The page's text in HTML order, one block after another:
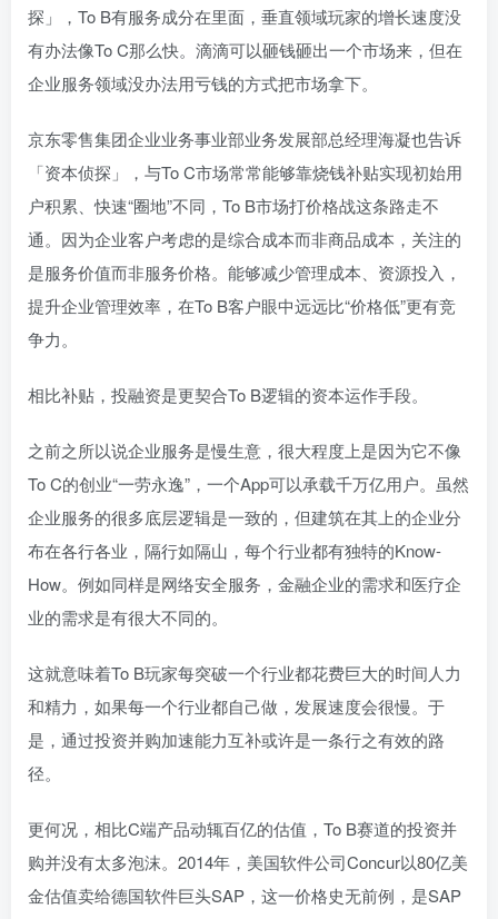
探」，To B有服务成分在里面，垂直领域玩家的增长速度没
有办法像To C那么快。滴滴可以砸钱砸出一个市场来，但在
企业服务领域没办法用亏钱的方式把市场拿下。
京东零售集团企业业务事业部业务发展部总经理海凝也告诉
「资本侦探」，与To C市场常常能够靠烧钱补贴实现初始用
户积累、快速“圈地”不同，To B市场打价格战这条路走不
通。因为企业客户考虑的是综合成本而非商品成本，关注的
是服务价值而非服务价格。能够减少管理成本、资源投入，
提升企业管理效率，在To B客户眼中远远比“价格低”更有竞
争力。
相比补贴，投融资是更契合To B逻辑的资本运作手段。
之前之所以说企业服务是慢生意，很大程度上是因为它不像
To C的创业“一劳永逸”，一个App可以承载千万亿用户。虽然
企业服务的很多底层逻辑是一致的，但建筑在其上的企业分
布在各行各业，隔行如隔山，每个行业都有独特的Know-
How。例如同样是网络安全服务，金融企业的需求和医疗企
业的需求是有很大不同的。
这就意味着To B玩家每突破一个行业都花费巨大的时间人力
和精力，如果每一个行业都自己做，发展速度会很慢。于
是，通过投资并购加速能力互补或许是一条行之有效的路
径。
更何况，相比C端产品动辄百亿的估值，To B赛道的投资并
购并没有太多泡沫。2014年，美国软件公司Concur以80亿美
金估值卖给德国软件巨头SAP，这一价格史无前例，是SAP